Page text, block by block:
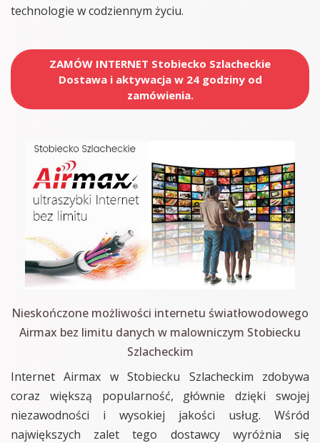
technologie w codziennym życiu.
ZAMÓW INTERNET Stobiecko Szlacheckie
Dostawa i aktywacja w 24 godziny od
zamówienia.
Nieskończone możliwości internetu światłowodowego
Airmax bez limitu danych w malowniczym Stobiecku
Szlacheckim
Internet Airmax w Stobiecku Szlacheckim zdobywa
coraz większą popularność, głównie dzięki swojej
niezawodności i wysokiej jakości usług. Wśród
największych zalet tego dostawcy wyróżnia się